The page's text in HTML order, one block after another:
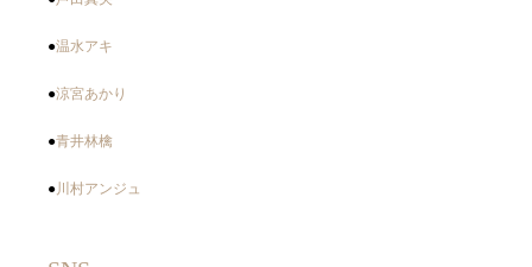
●温水アキ
●涼宮あかり
●青井林檎
●川村アンジュ